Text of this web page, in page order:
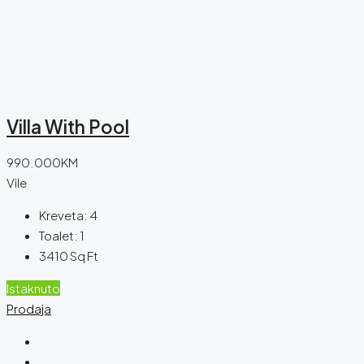
Villa With Pool
990.000KM
Vile
Kreveta: 4
Toalet: 1
3410Sq Ft
Istaknuto
Prodaja